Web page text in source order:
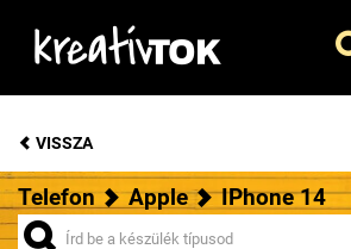
VISSZA
Telefon Apple IPhone 14